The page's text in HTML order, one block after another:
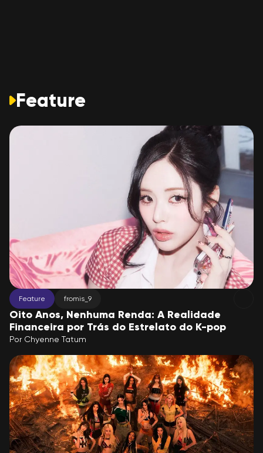
Feature
Feature fromis_9
Oito Anos, Nenhuma Renda: A Realidade
Financeira por Trás do Estrelato do K-pop
Por Chyenne Tatum